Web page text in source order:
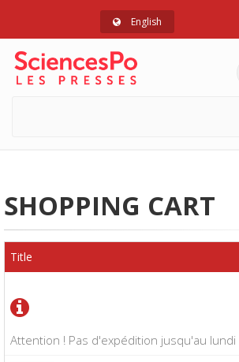
English
SHOPPING CART
Attention ! Pas d'expédition jusqu'au
Title